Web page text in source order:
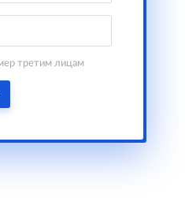
третим лицам